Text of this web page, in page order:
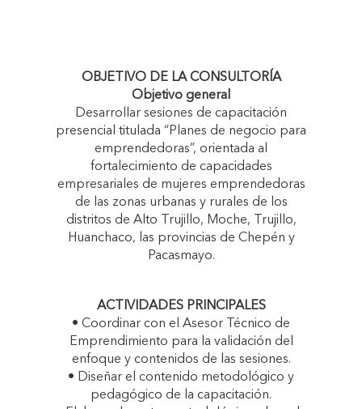
OBJETIVO DE LA CONSULTORÍA
Objetivo general
Desarrollar sesiones de capacitación
presencial titulada “Planes de negocio para
emprendedoras”, orientada al
fortalecimiento de capacidades
empresariales de mujeres emprendedoras
de las zonas urbanas y rurales de los
distritos de Alto Trujillo, Moche, Trujillo,
Huanchaco, las provincias de Chepén y
Pacasmayo.
ACTIVIDADES PRINCIPALES
• Coordinar con el Asesor Técnico de
Emprendimiento para la validación del
enfoque y contenidos de las sesiones.
• Diseñar el contenido metodológico y
pedagógico de la capacitación.